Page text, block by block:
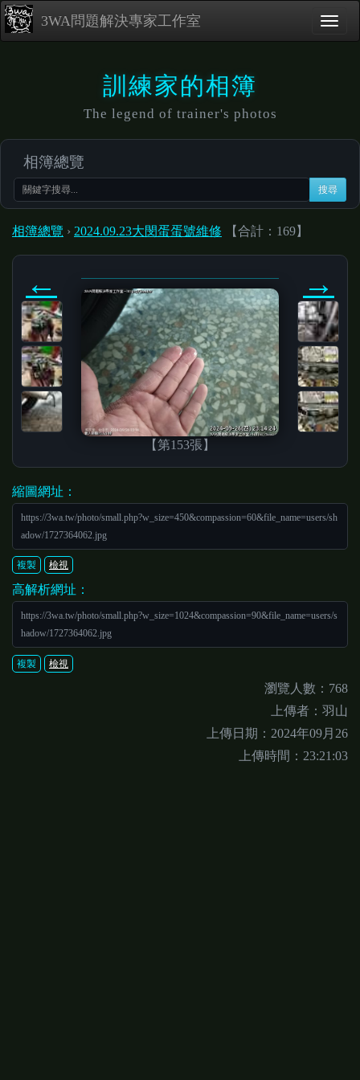
3WA問題解決專家工作室
訓練家的相簿
The legend of trainer's photos
相簿總覽
搜尋
相簿總覽 › 2024.09.23大閔蛋蛋號維修 【合計：169】
←
【第153張】
→
縮圖網址：
https://3wa.tw/photo/small.php?w_size=450&compassion=60&file_name=users/sh
adow/1727364062.jpg
複製 檢視
高解析網址：
https://3wa.tw/photo/small.php?w_size=1024&compassion=90&file_name=users/s
hadow/1727364062.jpg
複製 檢視
瀏覽人數：768
上傳者：羽山
上傳日期：2024年09月26
上傳時間：23:21:03